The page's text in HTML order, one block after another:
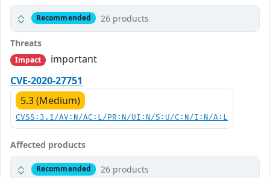
Recommended 26 products
Threats
Impact
important
CVE-2020-27751
5.3 (Medium)
CVSS:3.1/AV:N/AC:L/PR:N/UI:N/S:U/C:N/I:N/A:L
Affected products
Recommended 26 products